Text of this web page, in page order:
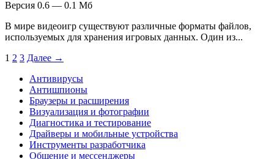
Версия 0.6 — 0.1 Мб
В мире видеоигр существуют различные форматы файлов,
используемых для хранения игровых данных. Один из...
1 2 3 Далее →
Антивирусы
Антишпионы
Браузеры и расширения
Визуализация и фотографии
Диагностика и тестирование
Драйверы и мобильные устройства
Инструменты разработчика
Общение и мессенджеры